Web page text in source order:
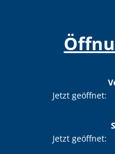
Klicken, um weitere
Jetzt geöffnet:
Klicken, um weitere
Jetzt geöffnet: